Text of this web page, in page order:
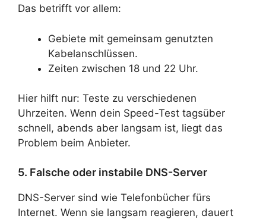
Das betrifft vor allem:
Gebiete mit gemeinsam genutzten
Kabelanschlüssen.
Zeiten zwischen 18 und 22 Uhr.
Hier hilft nur: Teste zu verschiedenen
Uhrzeiten. Wenn dein Speed-Test tagsüber
schnell, abends aber langsam ist, liegt das
Problem beim Anbieter.
5. Falsche oder instabile DNS-Server
DNS-Server sind wie Telefonbücher fürs
Internet. Wenn sie langsam reagieren, dauert